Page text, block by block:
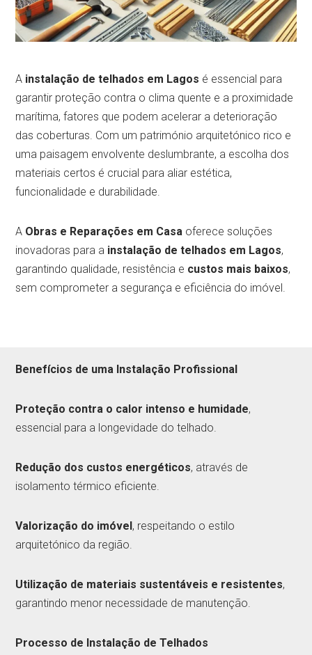
A instalação de telhados em Lagos é essencial para
garantir proteção contra o clima quente e a proximidade
marítima, fatores que podem acelerar a deterioração
das coberturas. Com um património arquitetónico rico e
uma paisagem envolvente deslumbrante, a escolha dos
materiais certos é crucial para aliar estética,
funcionalidade e durabilidade.
A Obras e Reparações em Casa oferece soluções
inovadoras para a instalação de telhados em Lagos,
garantindo qualidade, resistência e custos mais baixos,
sem comprometer a segurança e eficiência do imóvel.
Benefícios de uma Instalação Profissional
Proteção contra o calor intenso e humidade,
essencial para a longevidade do telhado.
Redução dos custos energéticos, através de
isolamento térmico eficiente.
Valorização do imóvel, respeitando o estilo
arquitetónico da região.
Utilização de materiais sustentáveis e resistentes,
garantindo menor necessidade de manutenção.
Processo de Instalação de Telhados